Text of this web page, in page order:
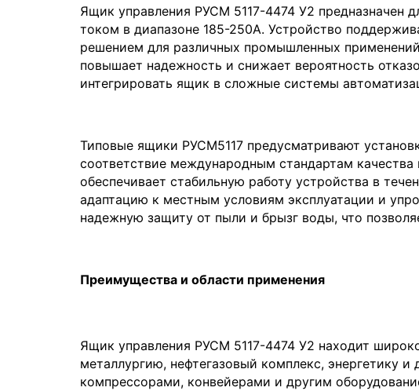
Ящик управления РУСМ 5117-4474 У2 предназначен
током в диапазоне 185-250А. Устройство
решением для различных промышленных
повышает надежность и снижает вероятность
интегрировать ящик в сложные системы
Типовые ящики РУСМ5117 предусматривают
соответствие международным стандартам
обеспечивает стабильную работу устройства в
адаптацию к местным условиям эксплуатации и
надежную защиту от пыли и брызг воды, что
Преимущества и области применения
Ящик управления РУСМ 5117-4474 У2 находит
металлургию, нефтегазовый комплекс, энергетику
компрессорами, конвейерами и другим